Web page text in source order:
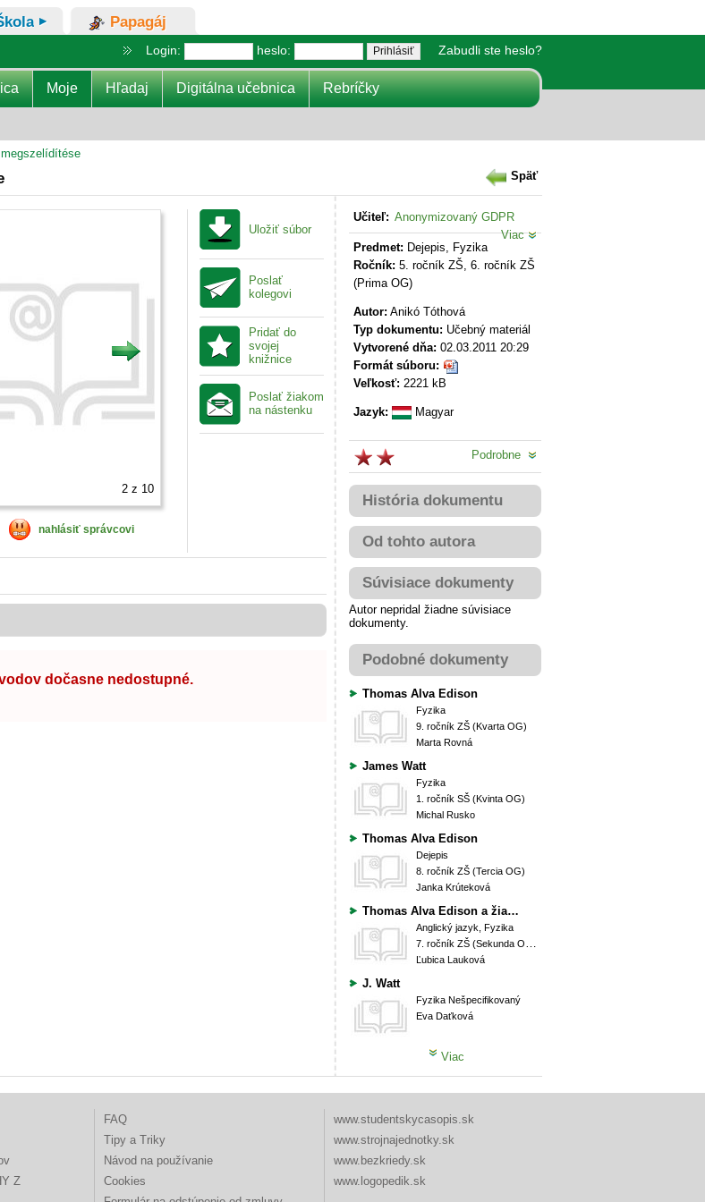
Papagáj
Login: heslo: Zabudli ste heslo?
Moje Hľadaj Digitálna učebnica Rebríčky
Späť
2 z 10
nahlásiť správcovi
Uložiť súbor
Poslať
kolegovi
Pridať do
svojej
knižnice
Poslať žiakom
na nástenku
dočasne nedostupné.
Učiteľ: Anonymizovaný GDPR
Viac
Predmet: Dejepis, Fyzika
Ročník: 5. ročník ZŠ, 6. ročník ZŠ
(Prima OG)
Autor: Anikó Tóthová
Typ dokumentu: Učebný materiál
Vytvorené dňa: 02.03.2011 20:29
Formát súboru:
Veľkosť: 2221 kB
Jazyk: Magyar
Podrobne
História dokumentu
Od tohto autora
Súvisiace dokumenty
Autor nepridal žiadne súvisiace
dokumenty.
Podobné dokumenty
Thomas Alva Edison
Fyzika
9. ročník ZŠ (Kvarta OG)
Marta Rovná
James Watt
Fyzika
1. ročník SŠ (Kvinta OG)
Michal Rusko
Thomas Alva Edison
Dejepis
8. ročník ZŠ (Tercia OG)
Janka Krúteková
Thomas Alva Edison a žiarovka
Anglický jazyk, Fyzika
7. ročník ZŠ (Sekunda OG), 8. ročník ZŠ (Tercia OG)
Ľubica Lauková
J. Watt
Fyzika Nešpecifikovaný
Eva Daťková
Viac
Z
FAQ
Tipy a Triky
Návod na používanie
Cookies
www.studentskycasopis.sk
www.strojnajednotky.sk
www.bezkriedy.sk
www.logopedik.sk